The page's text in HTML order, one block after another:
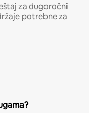
za dugoročni
potrebne za